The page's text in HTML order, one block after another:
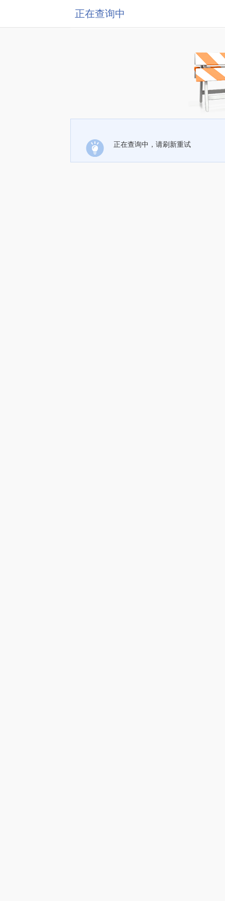
正在查询中
正在查询中，请刷新重试